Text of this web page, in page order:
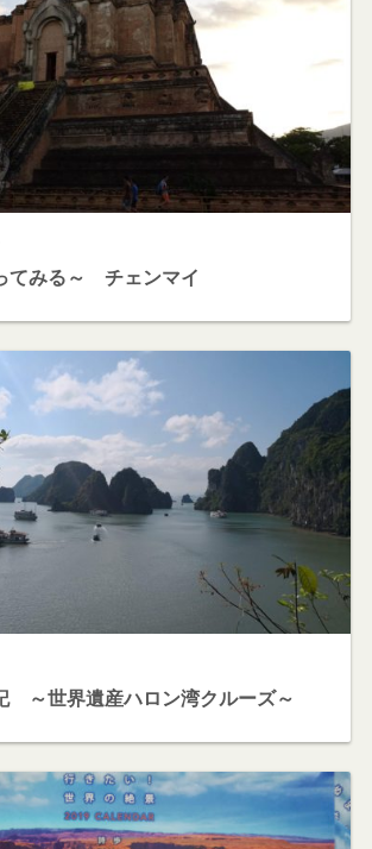
てみる～ チェンマイ
～世界遺産ハロン湾クルーズ～